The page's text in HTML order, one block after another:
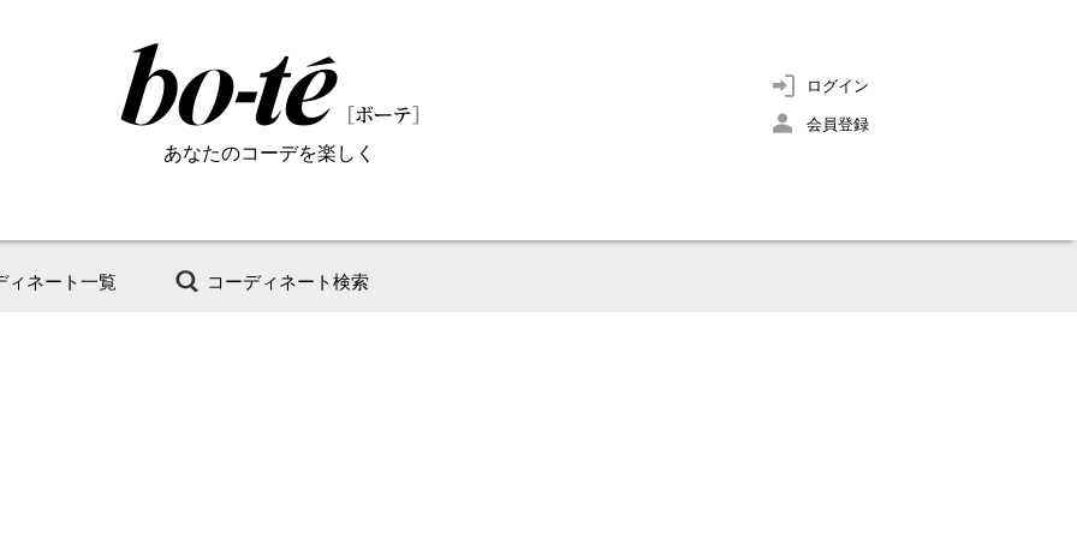
あなたのコーデを楽しく
ログイン
会員登録
ィネート一覧 コーディネート検索